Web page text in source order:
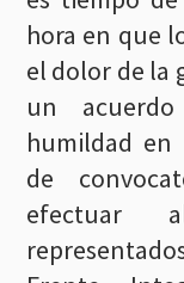
hora en que
el dolor de la
un
humildad en
de
efectuar